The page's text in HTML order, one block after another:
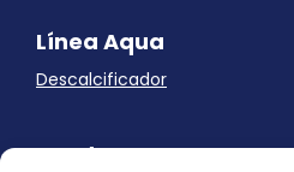
Línea Aqua
Descalcificador
Ayuda